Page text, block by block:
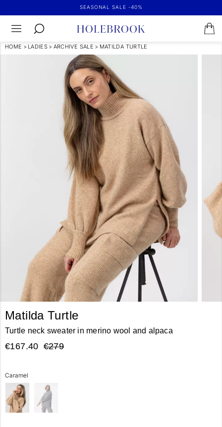
SEASONAL SALE -40%
HOME > LADIES > ARCHIVE SALE > MATILDA TURTLE
Matilda Turtle
Turtle neck sweater in merino wool and alpaca
€167.40 €279
Caramel